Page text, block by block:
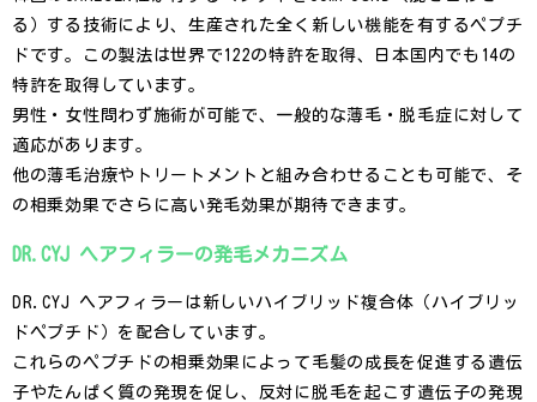
る）する技術により、生産された全く新しい機能を有するペプチ
ドです。この製法は世界で122の特許を取得、日本国内でも14の
特許を取得しています。
男性・女性問わず施術が可能で、一般的な薄毛・脱毛症に対して
適応があります。
他の薄毛治療やトリートメントと組み合わせることも可能で、そ
の相乗効果でさらに高い発毛効果が期待できます。
DR.CYJ ヘアフィラーの発毛メカニズム
DR.CYJ ヘアフィラーは新しいハイブリッド複合体（ハイブリッ
ドペプチド）を配合しています。
これらのペプチドの相乗効果によって毛髪の成長を促進する遺伝
子やたんぱく質の発現を促し、反対に脱毛を起こす遺伝子の発現